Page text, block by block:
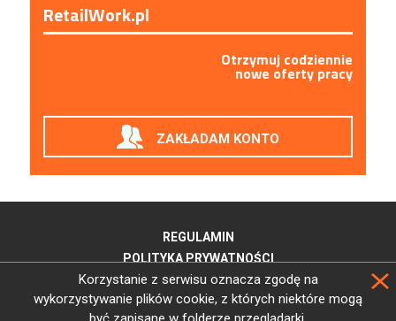
RetailWork.pl
Otrzymuj codziennie
nowe oferty pracy
ZAKŁADAM KONTO
REGULAMIN
POLITYKA PRYWATNOŚCI
Korzystanie z serwisu oznacza zgodę na
wykorzystywanie plików cookie, z których niektóre mogą